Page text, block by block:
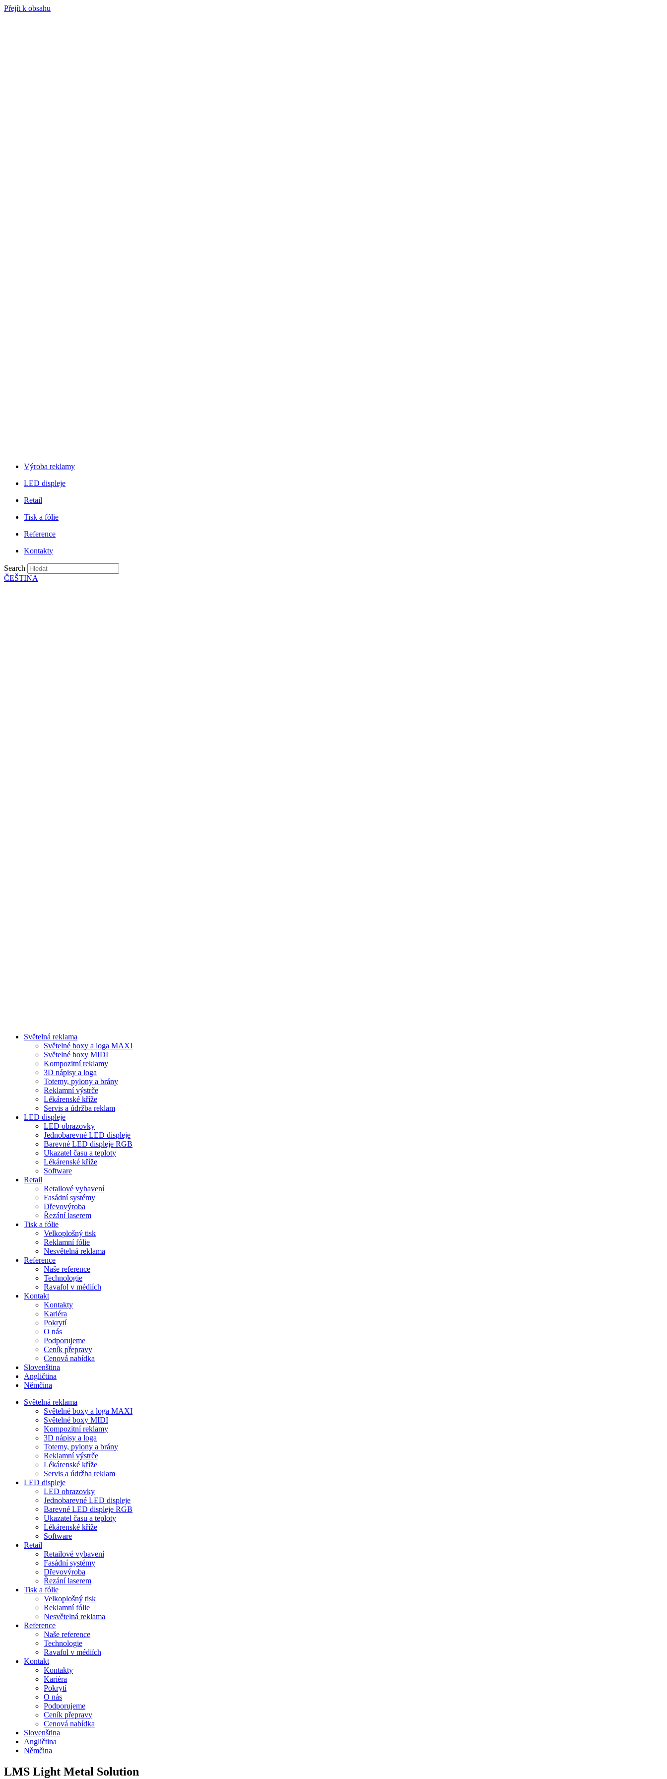
Přejít k obsahu
Výroba reklamy
LED displeje
Retail
Tisk a fólie
Reference
Kontakty
Search
ČEŠTINA
Světelná reklama
Světelné boxy a loga MAXI
Světelné boxy MIDI
Kompozitní reklamy
3D nápisy a loga
Totemy, pylony a brány
Reklamní výstrče
Lékárenské kříže
Servis a údržba reklam
LED displeje
LED obrazovky
Jednobarevné LED displeje
Barevné LED displeje RGB
Ukazatel času a teploty
Lékárenské kříže
Software
Retail
Retailové vybavení
Fasádní systémy
Dřevovýroba
Řezání laserem
Tisk a fólie
Velkoplošný tisk
Reklamní fólie
Nesvětelná reklama
Reference
Naše reference
Technologie
Ravafol v médiích
Kontakt
Kontakty
Kariéra
Pokrytí
O nás
Podporujeme
Ceník přepravy
Cenová nabídka
Slovenština
Angličtina
Němčina
Světelná reklama
Světelné boxy a loga MAXI
Světelné boxy MIDI
Kompozitní reklamy
3D nápisy a loga
Totemy, pylony a brány
Reklamní výstrče
Lékárenské kříže
Servis a údržba reklam
LED displeje
LED obrazovky
Jednobarevné LED displeje
Barevné LED displeje RGB
Ukazatel času a teploty
Lékárenské kříže
Software
Retail
Retailové vybavení
Fasádní systémy
Dřevovýroba
Řezání laserem
Tisk a fólie
Velkoplošný tisk
Reklamní fólie
Nesvětelná reklama
Reference
Naše reference
Technologie
Ravafol v médiích
Kontakt
Kontakty
Kariéra
Pokrytí
O nás
Podporujeme
Ceník přepravy
Cenová nabídka
Slovenština
Angličtina
Němčina
LMS Light Metal Solution